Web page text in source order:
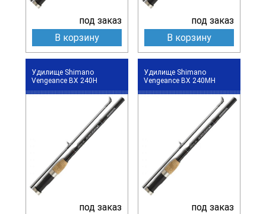
под заказ
В корзину
под заказ
В корзину
Удилище Shimano
Vengeance BX 240H
под заказ
Удилище Shimano
Vengeance BX 240MH
под заказ